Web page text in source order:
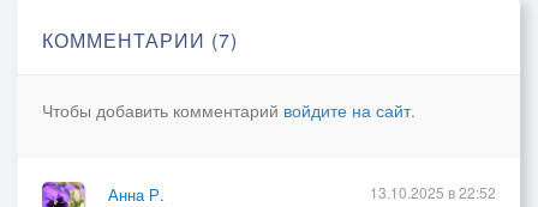
Да не придумаю слов!
И лишь гитара дрожит,
КОММЕНТАРИИ (7)
Чтобы добавить комментарий войдите на сайт.
Анна Р.
13.10.2025 в 22:52